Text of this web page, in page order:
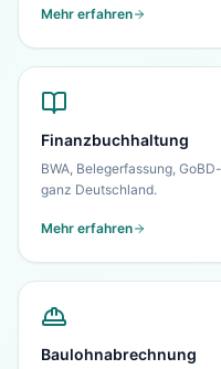
Mehr erfahren
Finanzbuchhaltung
BWA, Belegerfassung,
ganz Deutschland.
Mehr erfahren
Baulohnabrechnung